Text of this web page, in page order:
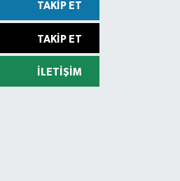
TAKIP ET
TAKIP ET
İLETIŞIM